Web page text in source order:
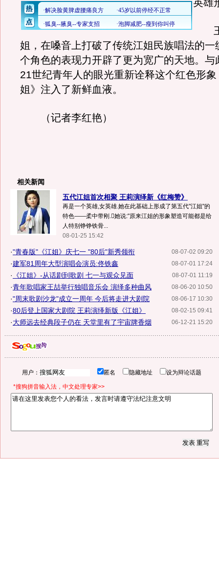
英雄
王
姐，在嗓音上打破了传统江姐民族唱法的一
个角色的表现力开辟了更为宽广的天地。与
21世纪青年人的眼光重新诠释这个红色形
姐》注入了新鲜血液。
（记者李红艳）
相关新闻
五代江姐首次相聚 王莉演绎新《红梅赞》
再是一个英雄,女英雄.她在此基础上形成了第五代"江姐"的
特色——柔中带刚.她说:"原来江姐的形象塑造可能都是给
人特别铮铮铁骨...
08-01-25 15:42
08-07-02 09:20
·"青春版"《江姐》庆七一 "80后"新秀领衔
08-07-01 17:24
·建军81周年大型演唱会演员:佟铁鑫
08-07-01 11:19
· 《江姐》-从话剧到歌剧 七一与观众见面
08-06-20 10:50
·青年歌唱家王喆举行独唱音乐会 演绎多种曲风
08-06-17 10:30
·"周末歌剧沙龙"成立一周年 今后将走进大剧院
08-02-15 09:41
·80后登上国家大剧院 王莉演绎新版《江姐》
06-12-21 15:20
·大师远去经典段子仍在 天堂里有了宇宙牌香烟
用户： 匿名 隐藏地址 设为辩论话题
*搜狗拼音输入法，中文处理专家>>